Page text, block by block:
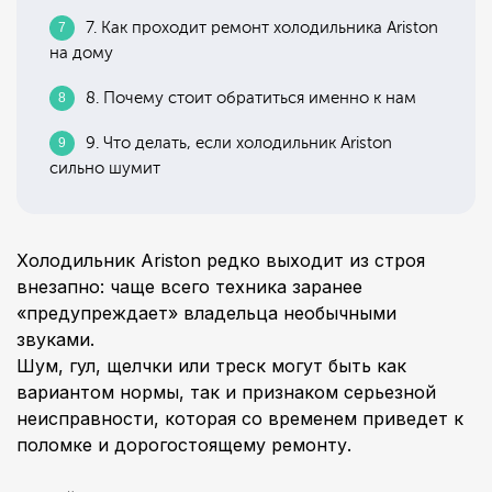
7. Как проходит ремонт холодильника Ariston
на дому
8. Почему стоит обратиться именно к нам
9. Что делать, если холодильник Ariston
сильно шумит
Холодильник Ariston редко выходит из строя
внезапно: чаще всего техника заранее
«предупреждает» владельца необычными
звуками.
Шум, гул, щелчки или треск могут быть как
вариантом нормы, так и признаком серьезной
неисправности, которая со временем приведет к
поломке и дорогостоящему ремонту.